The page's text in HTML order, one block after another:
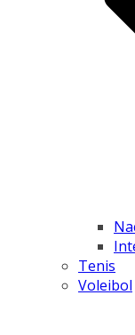
Tenis
Voleibol